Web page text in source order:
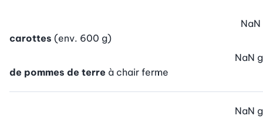
carottes (env. 600 g)
NaN
de pommes de terre à chair ferme
NaN g
NaN g